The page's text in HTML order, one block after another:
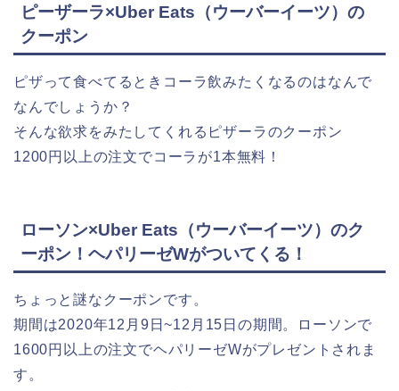
ピーザーラ×Uber Eats（ウーバーイーツ）の
クーポン
ピザって食べてるときコーラ飲みたくなるのはなんで
なんでしょうか？
そんな欲求をみたしてくれるピザーラのクーポン
1200円以上の注文でコーラが1本無料！
ローソン×Uber Eats（ウーバーイーツ）のク
ーポン！ヘパリーゼWがついてくる！
ちょっと謎なクーポンです。
期間は2020年12月9日~12月15日の期間。ローソンで
1600円以上の注文でヘパリーゼWがプレゼントされま
す。